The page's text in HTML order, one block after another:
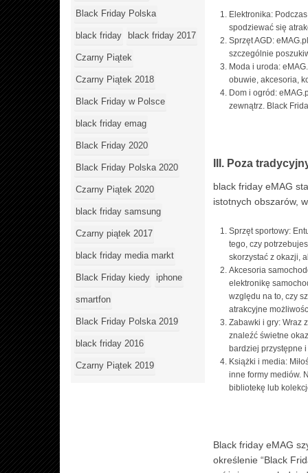
Black Friday Polska
black friday black friday 2017
Czarny Piątek
Czarny Piątek 2018
Black Friday w Polsce
black friday emag
Black Friday 2020
Black Friday Polska 2020
Czarny Piątek 2020
black friday samsung
Czarny piątek 2017
black friday media markt
Black Friday kiedy iphone
smartfon
Black Friday Polska 2019
black friday 2016
Czarny Piątek 2019
Elektronika:
spodziewać się
Sprzęt AGD:
szczególnie
Moda i uroda:
obuwie, akcesoria,
Dom i ogród:
zewnątrz. Black
III. Poza
black friday eMAG
istotnych obszarów,
Sprzęt sportowy:
tego, czy
skorzystać z okazji,
Akcesoria
elektronikę
względu na to, czy
atrakcyjne
Zabawki i gry: Wraz
znaleźć świetne
bardziej przystępne
Książki i media:
inne formy mediów.
bibliotekę lub
Black friday eMAG
określenie “Black